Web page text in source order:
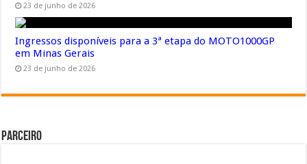
23 de junho de 2026
Ingressos disponíveis para a 3ª etapa do MOTO1000GP
em Minas Gerais
23 de junho de 2026
Parceiro